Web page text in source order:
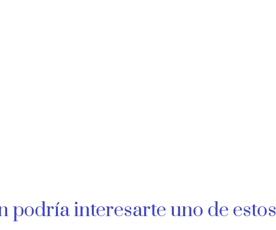
podría interesarte uno de estos